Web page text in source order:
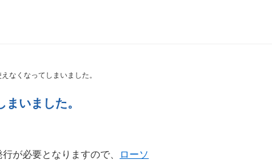
なくなってしまいました。
いました。
が必要となりますので、 ローソ